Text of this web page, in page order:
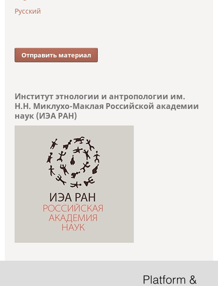
Русский
Отправить материал
Институт этнологии и антропологии им.
Н.Н. Миклухо-Маклая Российской академии
наук (ИЭА РАН)